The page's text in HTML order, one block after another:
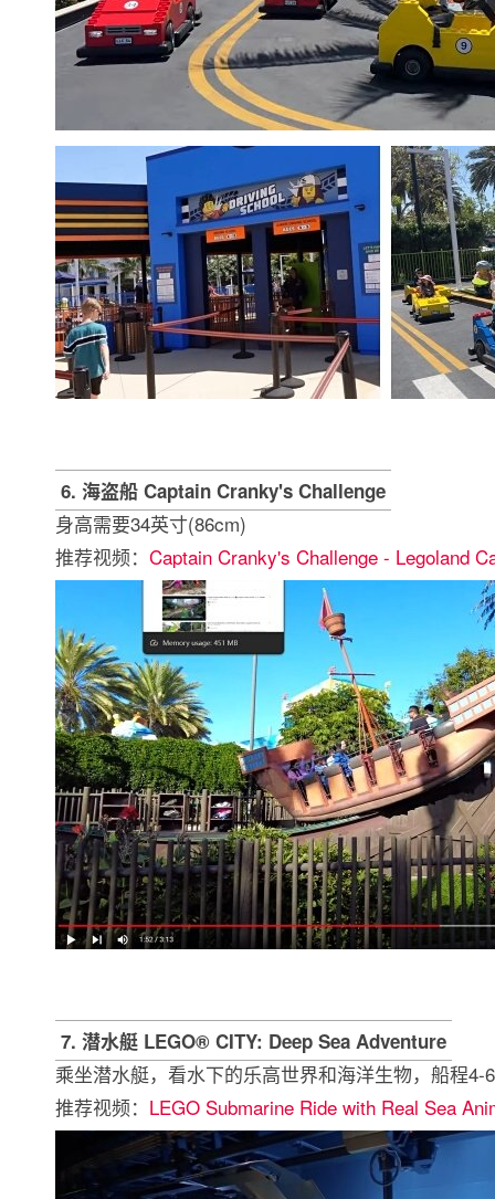
6. 海盗船 Captain Cranky's Challenge
身高需要34英寸(86cm)
推荐视频： Captain Cranky's Challenge - Legoland
7. 潜水艇 LEGO® CITY: Deep Sea Adventure
乘坐潜水艇，看水下的乐高世界和海洋生物，船程4-
推荐视频： LEGO Submarine Ride with Real Sea